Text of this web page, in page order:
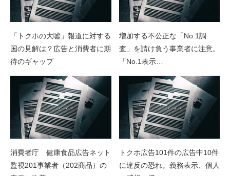
「トクホの大嘘」報道に対する
国の見解は？広告と消費者に期
待のギャップ
増加する不公正な「No.1調
査」を請け負う事業者に注意。
「No.1表示…
消費者庁 健康食品広告ネット
監視201事業者（202商品）の
トクホ広告101件の広告中10件
に違反の恐れ。義務表示、個人